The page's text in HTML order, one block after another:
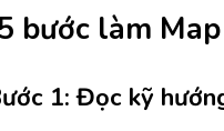
bước làm
1: Đọc kỹ